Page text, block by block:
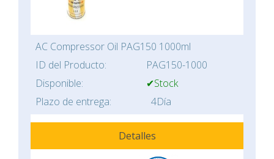
AC Compressor Oil PAG150 1000ml
ID del Producto:
PAG150-1000
Disponible:
✔Stock
Plazo de entrega:
4Día
Detalles